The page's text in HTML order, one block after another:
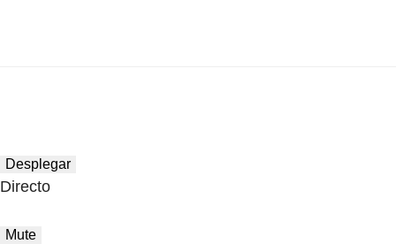
Desplegar
Directo
Mute